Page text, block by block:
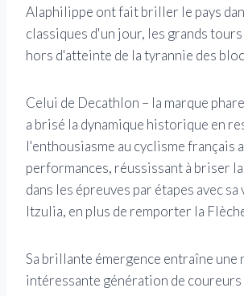
Alaphilippe ont fait briller le pays
classiques d'un jour, les grands
hors d'atteinte de la tyrannie des
Celui de Decathlon – la marque
a brisé la dynamique historique en
l'enthousiasme au cyclisme français
performances, réussissant à briser
dans les épreuves par étapes avec
Itzulia, en plus de remporter la
Sa brillante émergence entraîne une
intéressante génération de